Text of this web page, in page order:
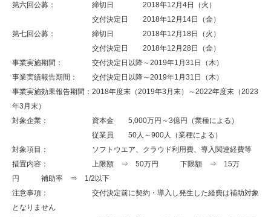
第六回公募： 締切日 2018年12月4日（火）
交付決定日 2018年12月14日（金）
第七回公募： 締切日 2018年12月18日（火）
交付決定日 2018年12月28日（金）
事業実施期間： 交付決定日以降～2019年1月31日（木）
事業実績報告期間： 交付決定日以降～2019年1月31日（木）
事業実施効果報告期間：2018年度末（2019年3月末）～2022年度末（2023
年3月末）
対象企業： 資本金 5,000万円～3億円（業種による）
従業員 50人～900人（業種による）
対象項目： ソフトウエア、クラウド利用費、導入関連経費等
措置内容： 上限額 ⇒ 50万円 下限額 ⇒ 15万
円 補助率 ⇒ 1/2以下
注意事項： 交付決定前に契約・導入し発生した経費は補助対象
となりません